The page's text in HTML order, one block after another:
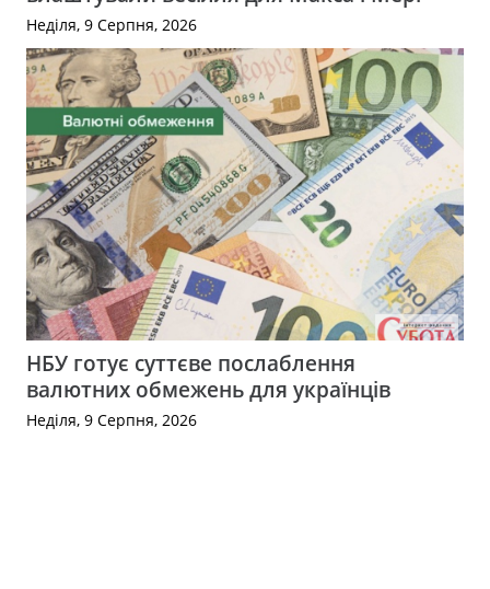
Неділя, 9 Серпня, 2026
НБУ готує суттєве послаблення
валютних обмежень для українців
Неділя, 9 Серпня, 2026